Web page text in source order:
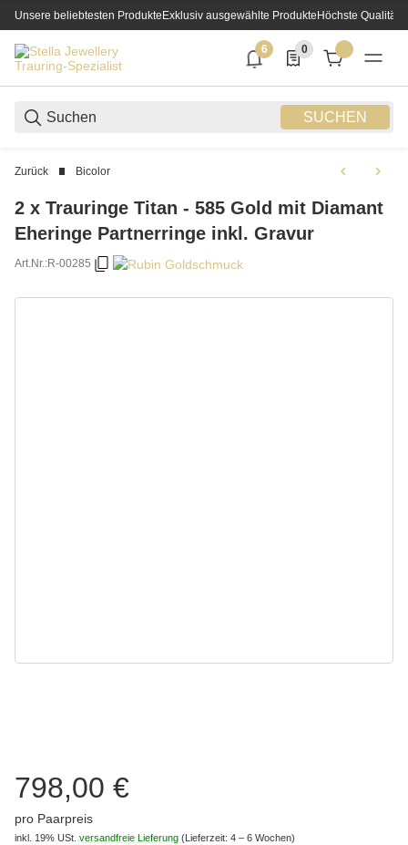
Unsere beliebtesten ProdukteExklusiv ausgewählte ProdukteHöchste Qualität
SUCHEN
6
6 neue Notifizierungen
0
0 Produkte in der
Zurück Bicolor
2 x Trauringe Titan - 585 Gold mit Diamant
Eheringe Partnerringe inkl. Gravur
Art.Nr.:R-00285
798,00 €
pro Paarpreis
inkl. 19% USt. versandfreie Lieferung (Lieferzeit: 4 – 6 Wochen)